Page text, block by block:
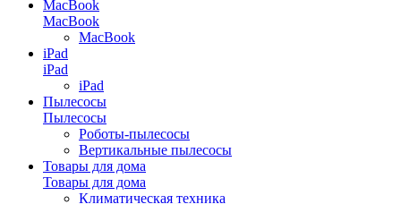
MacBook
MacBook
MacBook
iPad
iPad
iPad
Пылесосы
Пылесосы
Роботы-пылесосы
Вертикальные пылесосы
Товары для дома
Товары для дома
Климатическая техника